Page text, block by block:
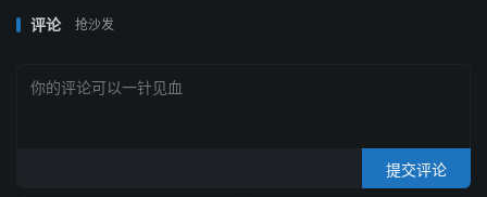
评论 抢沙发
提交评论